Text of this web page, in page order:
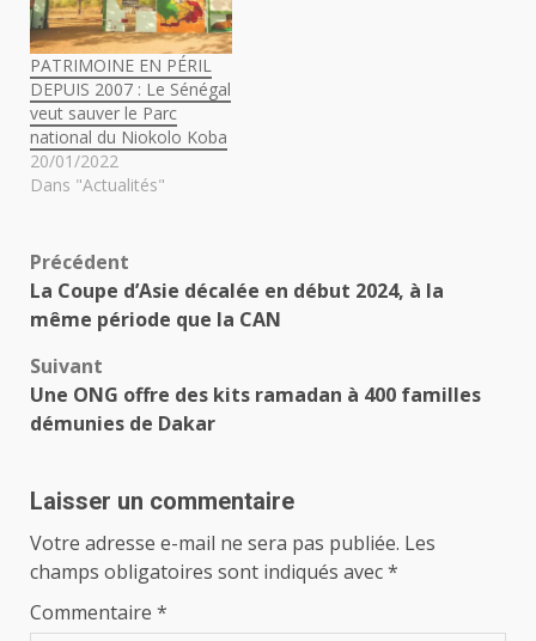
PATRIMOINE EN PÉRIL
DEPUIS 2007 : Le Sénégal
veut sauver le Parc
national du Niokolo Koba
20/01/2022
Dans "Actualités"
Navigation
d’article
Précédent
La Coupe d’Asie décalée en début 2024, à la
même période que la CAN
Suivant
Une ONG offre des kits ramadan à 400 familles
démunies de Dakar
Laisser un commentaire
Votre adresse e-mail ne sera pas publiée. Les
champs obligatoires sont indiqués avec*
Commentaire *